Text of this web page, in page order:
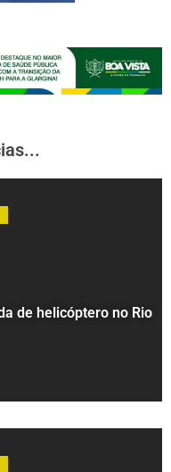
de helicóptero no Rio